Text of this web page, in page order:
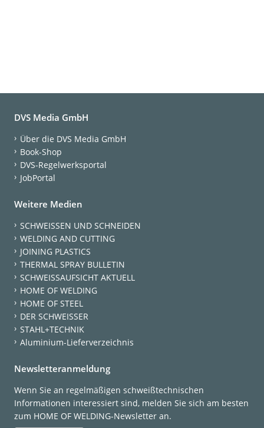
DVS Media GmbH
Über die DVS Media GmbH
Book-Shop
DVS-Regelwerksportal
JobPortal
Weitere Medien
SCHWEISSEN UND SCHNEIDEN
WELDING AND CUTTING
JOINING PLASTICS
THERMAL SPRAY BULLETIN
SCHWEISSAUFSICHT AKTUELL
HOME OF WELDING
HOME OF STEEL
DER SCHWEISSER
STAHL+TECHNIK
Aluminium-Lieferverzeichnis
Newsletteranmeldung
Wenn Sie an regelmäßigen schweißtechnischen
Informationen interessiert sind, melden Sie sich am besten
zum HOME OF WELDING-Newsletter an.